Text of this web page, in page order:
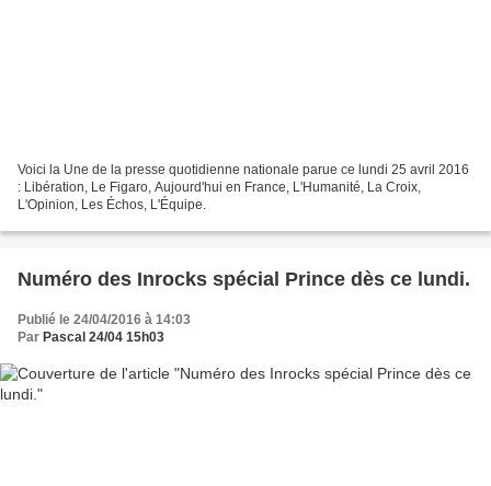
Voici la Une de la presse quotidienne nationale parue ce lundi 25 avril 2016
: Libération, Le Figaro, Aujourd'hui en France, L'Humanité, La Croix,
L'Opinion, Les Échos, L'Équipe.
Numéro des Inrocks spécial Prince dès ce lundi.
Publié le 24/04/2016 à 14:03
Par Pascal 24/04 15h03